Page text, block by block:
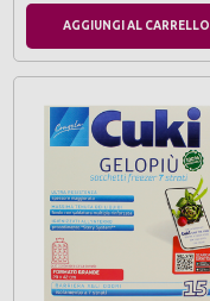
AGGIUNGI AL CARRELLO